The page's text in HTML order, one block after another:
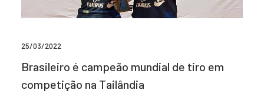
25/03/2022
Brasileiro é campeão mundial de tiro em
competição na Tailândia